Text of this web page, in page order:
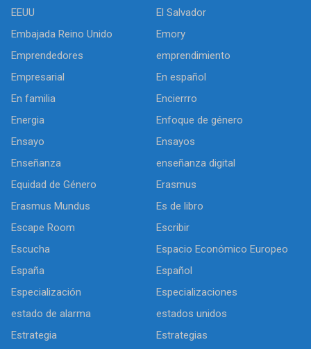
EEUU
El Salvador
Embajada Reino Unido
Emory
Emprendedores
emprendimiento
Empresarial
En español
En familia
Encierrro
Energia
Enfoque de género
Ensayo
Ensayos
Enseñanza
enseñanza digital
Equidad de Género
Erasmus
Erasmus Mundus
Es de libro
Escape Room
Escribir
Escucha
Espacio Económico Europeo
España
Español
Especialización
Especializaciones
estado de alarma
estados unidos
Estrategia
Estrategias